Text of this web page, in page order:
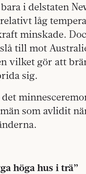
i delstaten
låg
minskade.
till mot
vilket gör att
sig.
som avlidit
höga hus i trä”